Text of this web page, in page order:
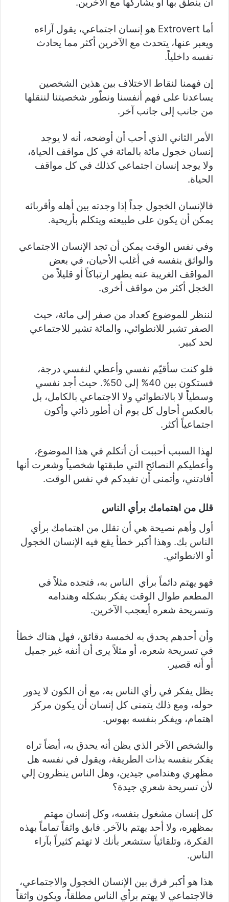
أما Extrovert هو إنسان اجتماعي، يقول آراءه
ويعبر عنها، يتحدث مع الآخرين أكثر مما يحادث
نفسه داخلياً.
إن فهمنا لنقاط الاختلاف بين هذين الشخصين
يساعدنا على فهم أنفسنا ونطّور شخصيتنا لننقلها
من جانب إلى جانب آخر.
الأمر الثاني الذي أحب أن أوضحه، أنه لا يوجد
إنسان خجول مائة بالمائة في كل مواقف الحياة،
ولا يوجد إنسان اجتماعي كذلك في كل مواقف
الحياة.
فالإنسان الخجول جداً إذا وجدته بين أهله وأقربائه
يمكن أن يكون على طبيعته ويتكلم بأريحية.
وفي نفس الوقت يمكن أن تجد الإنسان الاجتماعي
والواثق بنفسه في أغلب الأحيان، في بعض
المواقف الغريبة عنه يظهر ارتباكاً أو قليلاً من
الخجل أكثر من مواقف أخرى.
لننظر للموضوع كعداد من صفر إلى مائة، حيث
الصفر تشير للانطوائي، والمائة تشير للاجتماعي
لحد كبير.
فلو كنت سأقيّم نفسي وأعطي لنفسي درجة،
فستكون بين 40% إلى 50%. حيث أجد نفسي
وسطياً لا بالانطوائي ولا الاجتماعي بالكامل، بل
بالعكس أحاول كل يوم أن أطور ذاتي وأكون
اجتماعياً أكثر.
لهذا السبب أحببت أن أتكلم في هذا الموضوع،
وأعطيكم النصائح التي طبقتها شخصياً وشعرت أنها
أفادتني، وأتمنى أن تفيدكم في نفس الوقت.
قلل من اهتمامك برأي الناس
أول وأهم نصيحة هي أن تقلل من اهتمامك برأي
الناس بك. وهذا أكبر خطأ يقع فيه الإنسان الخجول
أو الانطوائي.
فهو يهتم دائماً برأي الناس به، فتجده مثلاً في
المطعم طوال الوقت يفكر بشكله وهندامه
وتسريحة شعره أيعجب الآخرين.
وأن أحدهم يحدق به لخمسة دقائق، فهل هناك خطأ
في تسريحة شعره، أو مثلاً يرى أن أنفه غير جميل
أو أنه قصير.
يظل يفكر في رأي الناس به، مع أن الكون لا يدور
حوله، ومع ذلك يتمنى كل إنسان أن يكون مركز
اهتمام، ويفكر بنفسه بهوس.
والشخص الآخر الذي يظن أنه يحدق به، أيضاً تراه
يفكر بنفسه بذات الطريقة، ويقول في نفسه هل
مظهري وهندامي جيدين، وهل الناس ينظرون إلي
لأن تسريحة شعري جيدة؟
كل إنسان مشغول بنفسه، وكل إنسان مهتم
بمظهره، ولا أحد يهتم بالآخر. فابق واثقاً تماماً بهذه
الفكرة، وتلقائياً ستشعر بأنك لا تهتم كثيراً بآراء
الناس.
هذا هو أكبر فرق بين الإنسان الخجول والاجتماعي،
فالاجتماعي لا يهتم برأي الناس مطلقاً، ويكون واثقاً